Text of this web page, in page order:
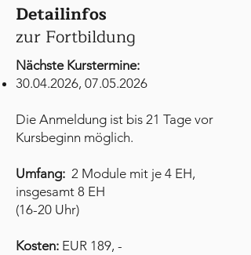
Detailinfos
zur Fortbildung
Nächste Kurstermine:
30.04.2026, 07.05.2026
Die Anmeldung ist bis 21 Tage vor
Kursbeginn möglich.
Umfang: 2 Module mit je 4 EH,
insgesamt 8 EH
(16-20 Uhr)
Kosten: EUR 189, -​​